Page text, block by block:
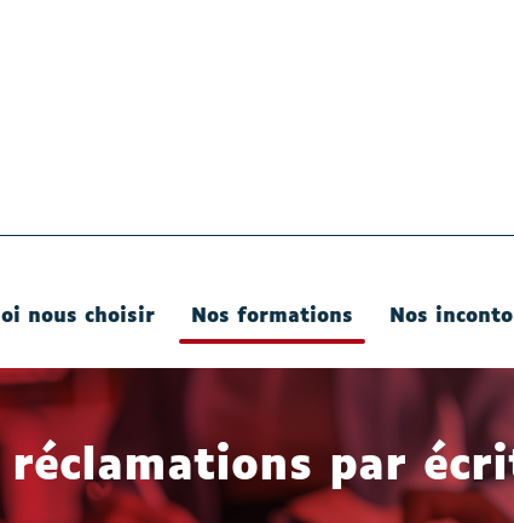
nous choisir
Nos formations
- Actif
Nos
réclamations par